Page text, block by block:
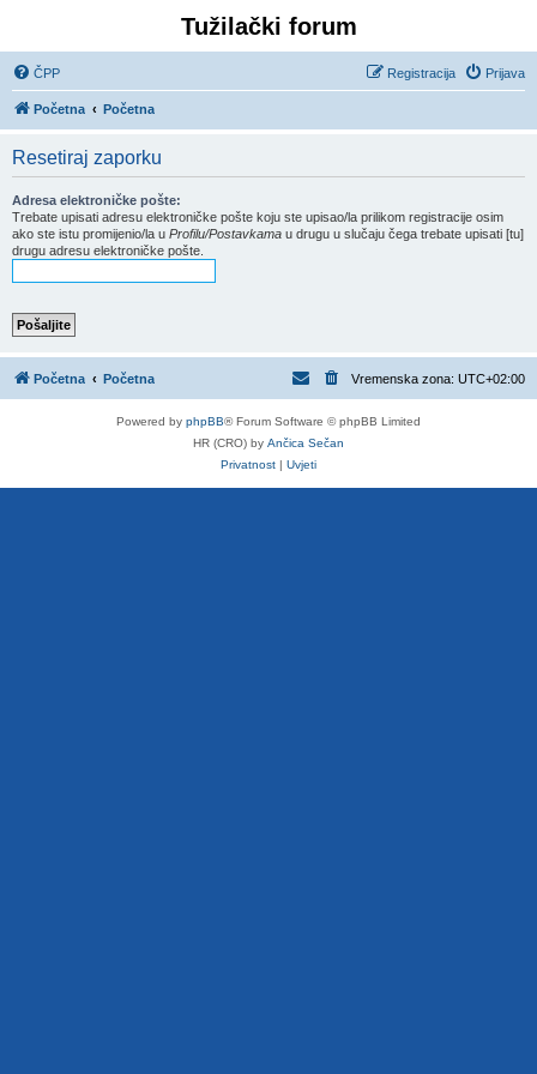
Tužilački forum
ČPP Prijava
Registracija
Početna Početna
Resetiraj zaporku
Adresa elektroničke pošte:
Trebate upisati adresu elektroničke pošte koju ste upisao/la prilikom registracije osim
ako ste istu promijenio/la u Profilu/Postavkama u drugu u slučaju čega trebate upisati [tu]
drugu adresu elektroničke pošte.
Početna Početna Vremenska zona: UTC+02:00
Powered by phpBB® Forum Software © phpBB Limited
HR (CRO) by Ančica Sečan
Privatnost | Uvjeti